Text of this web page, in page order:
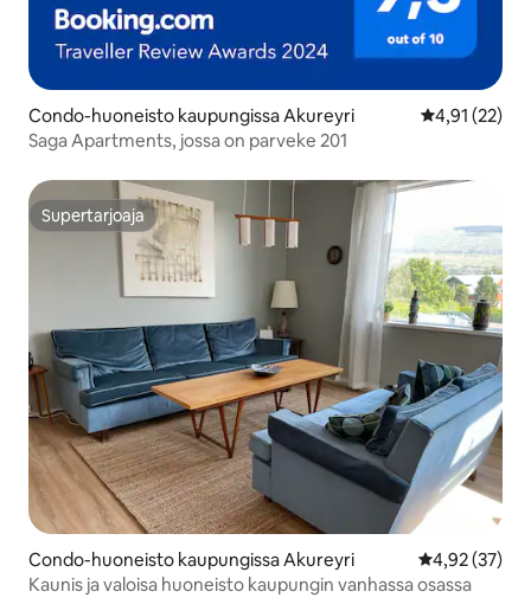
Condo-huoneisto kaupungissa Akureyri
4,91 (22)
Saga Apartments, jossa on parveke 201
Supertarjoaja
Supertarjoaja
Condo-huoneisto kaupungissa Akureyri
4,92 (37)
Kaunis ja valoisa huoneisto kaupungin vanhassa osassa